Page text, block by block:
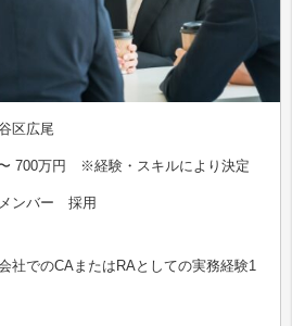
区広尾
700万円 ※経験・スキルにより決定
ンバー 採用
社でのCAまたはRAとしての実務経験1